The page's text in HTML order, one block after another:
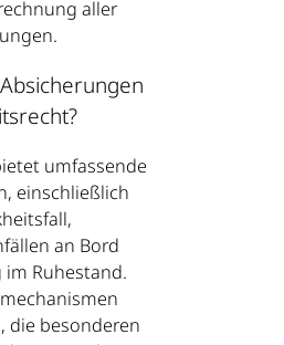
aller
umfassende
einschließlich
an Bord
Ruhestand.
die besonderen